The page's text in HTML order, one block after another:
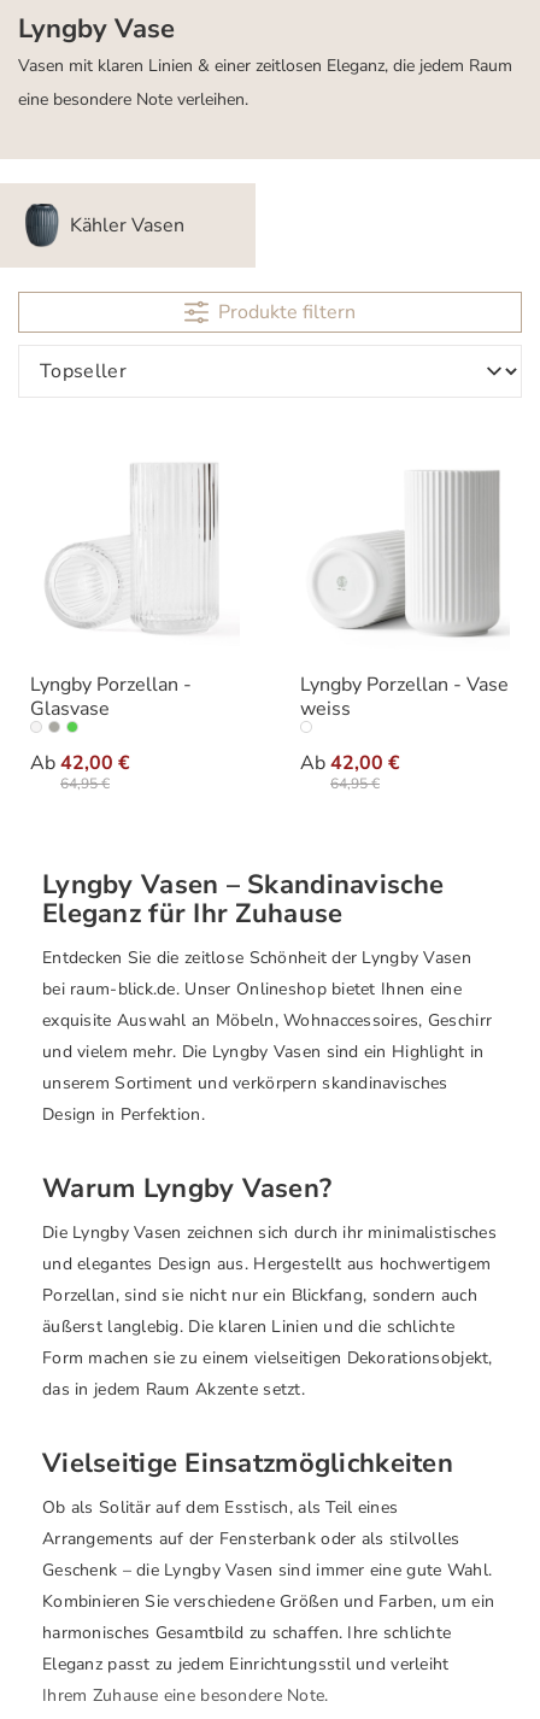
Lyngby Vase
Vasen mit klaren Linien & einer zeitlosen Eleganz, die jedem Raum
eine besondere Note verleihen.
Kähler Vasen
Produkte filtern
Lyngby Porzellan -
Glasvase
Ab42,00 €
64,95 €
Ausführung
Lyngby Porzellan - Vase
weiss
Ab42,00 €
64,95 €
Ausführung
Lyngby Vasen – Skandinavische
Eleganz für Ihr Zuhause
Entdecken Sie die zeitlose Schönheit der Lyngby Vasen
bei raum-blick.de. Unser Onlineshop bietet Ihnen eine
exquisite Auswahl an Möbeln, Wohnaccessoires, Geschirr
und vielem mehr. Die Lyngby Vasen sind ein Highlight in
unserem Sortiment und verkörpern skandinavisches
Design in Perfektion.
Warum Lyngby Vasen?
Die Lyngby Vasen zeichnen sich durch ihr minimalistisches
und elegantes Design aus. Hergestellt aus hochwertigem
Porzellan, sind sie nicht nur ein Blickfang, sondern auch
äußerst langlebig. Die klaren Linien und die schlichte
Form machen sie zu einem vielseitigen Dekorationsobjekt,
das in jedem Raum Akzente setzt.
Vielseitige Einsatzmöglichkeiten
Ob als Solitär auf dem Esstisch, als Teil eines
Arrangements auf der Fensterbank oder als stilvolles
Geschenk – die Lyngby Vasen sind immer eine gute Wahl.
Kombinieren Sie verschiedene Größen und Farben, um ein
harmonisches Gesamtbild zu schaffen. Ihre schlichte
Eleganz passt zu jedem Einrichtungsstil und verleiht
Ihrem Zuhause eine besondere Note.